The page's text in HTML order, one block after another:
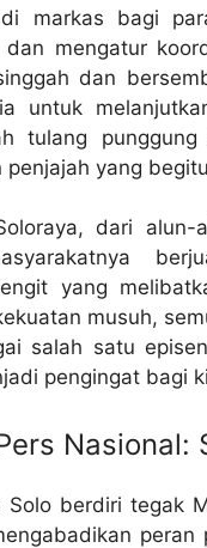
markas bagi
dan mengatur
dan
untuk
tulang
penjajah yang
dari alun-
yang
musuh,
salah satu
pengingat bagi
Nasional:
Solo berdiri tegak